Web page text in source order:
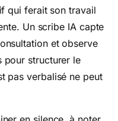
qui ferait son travail
Un scribe IA capte
et observe
pour structurer le
pas verbalisé ne peut